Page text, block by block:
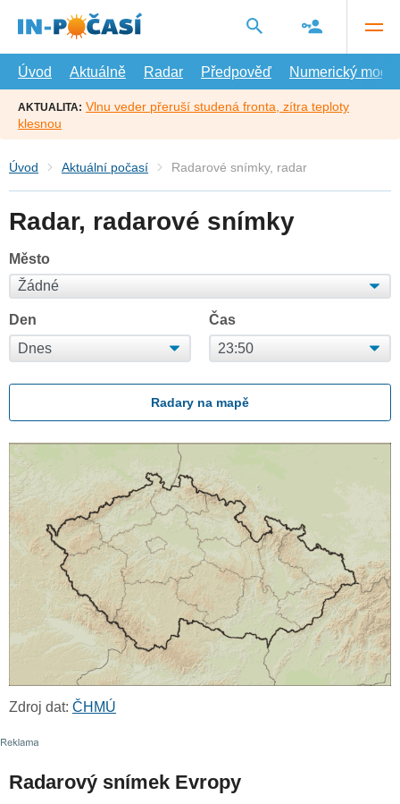
hlavní
Úvod
Aktuálně Radar Předpověď Numerický model
AKTUALITA: Vlnu veder přeruší studená fronta, zítra teploty
klesnou
Úvod Aktuální počasí Radarové snímky, radar
Radar, radarové snímky
Město
Den Čas
Radary na mapě
Zdroj dat: ČHMÚ
Radarový snímek Evropy